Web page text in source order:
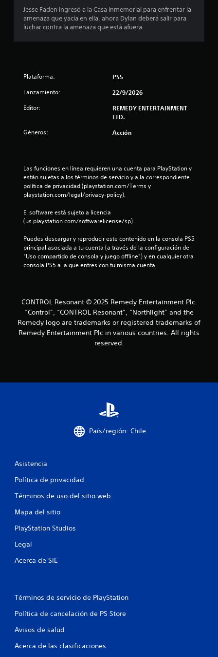
c
k
s
Jesse Faden ingresó a la Casa Inmemorial para enfrentar la
amenaza que yacía en ella, ahora Dylan deberá salir para
luchar contra la amenaza que está afuera.
Plataforma: PS5
Lanzamiento: 22/9/2026
Editor:
REMEDY ENTERTAINMENT
LTD.
Géneros: Acción
Las funciones en línea requieren una cuenta para PlayStation y
están sujetas a los términos de servicio y a la correspondiente
política de privacidad (playstation.com/Terms y
playstation.com/legal/privacy-policy).
El software está sujeto a licencia
(us.playstation.com/softwarelicense/sp).
Puedes descargar y reproducir este contenido en la consola PS5
principal asociada a tu cuenta (a través de la configuración de
“Uso compartido de consola y juego offline”) y en cualquier otra
consola PS5 a la que entres con tu misma cuenta.
CONTROL Resonant © 2025 Remedy Entertainment Plc.
“Control”, “CONTROL Resonant”, “Northlight” and the
Remedy logo are trademarks or registered trademarks of
Remedy Entertainment Plc in various countries. All rights
reserved.
País/región: Chile
Asistencia
Política de privacidad
Términos de uso del sitio web
Mapa del sitio
PlayStation Studios
Legal
Acerca de SIE
Términos de servicio de PlayStation
Política de cancelación de PS Store
Avisos de salud
Acerca de las clasificaciones